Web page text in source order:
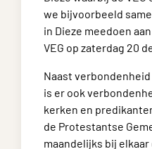
we bijvoorbeeld
in Dieze meedoen
VEG op zaterdag 20
Naast
is er ook
kerken en
de Protestantse
maandelijks bij